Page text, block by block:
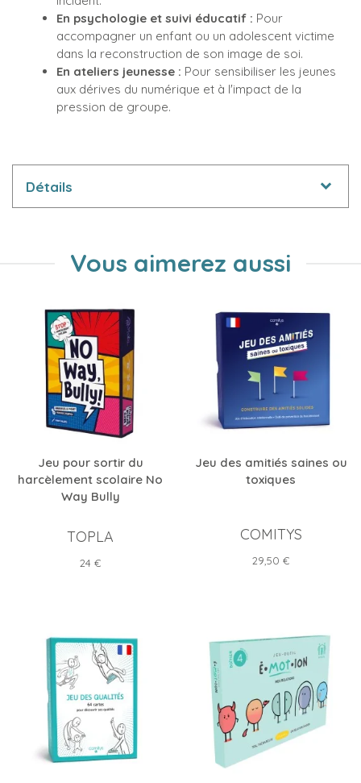
En psychologie et suivi éducatif : Pour
accompagner un enfant ou un adolescent victime
dans la reconstruction de son image de soi.
En ateliers jeunesse : Pour sensibiliser les jeunes
aux dérives du numérique et à l'impact de la
pression de groupe.
Détails
Vous aimerez aussi
Jeu pour sortir du
harcèlement scolaire No
Way Bully
TOPLA
Prix
24 €
Jeu des amitiés saines ou
toxiques
COMITYS
Prix
29,50 €